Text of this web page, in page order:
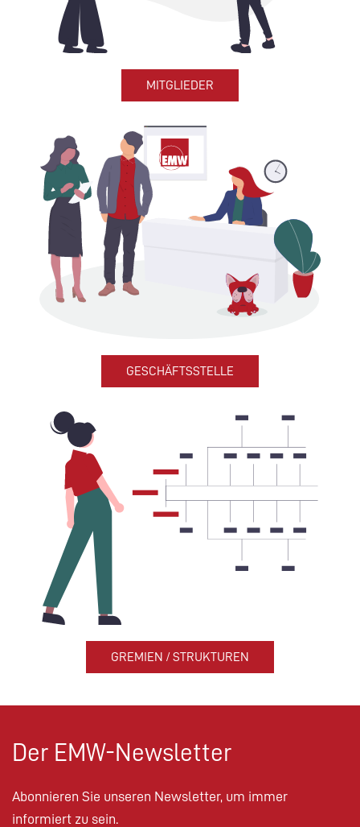
MITGLIEDER
GESCHÄFTSSTELLE
GREMIEN / STRUKTUREN
Der EMW-Newsletter
Abonnieren Sie unseren Newsletter, um immer
informiert zu sein.